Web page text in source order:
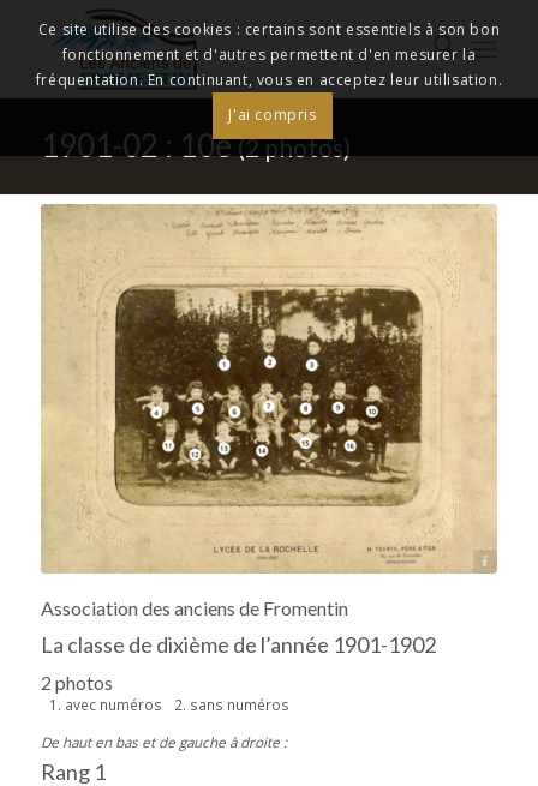
1901-02 : 10e(2 photos)
Source: Archives municipales de La Rochelle
Association des anciens de Fromentin
La classe de dixième de l’année 1901-1902
2 photos
1. avec numéros
2. sans numéros
De haut en bas et de gauche à droite :
Rang 1
Ce site utilise des cookies : certains sont essentiels à son bon
fonctionnement et d'autres permettent d'en mesurer la
fréquentation. En continuant, vous en acceptez leur utilisation.
J'ai compris